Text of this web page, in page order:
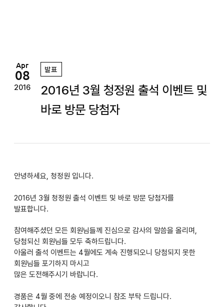
Apr
08
2016
발표
2016년 3월 청정원 출석 이벤트 및
바로 방문 당첨자
안녕하세요, 청정원 입니다.
2016년 3월 청정원 출석 이벤트 및 바로 방문 당첨자를
발표합니다.
참여해주셨던 모든 회원님들께 진심으로 감사의 말씀을 올리며,
당첨되신 회원님들 모두 축하드립니다.
아울러 출석 이벤트는 4월에도 계속 진행되오니 당첨되지 못한
회원님들 포기하지 마시고
많은 도전해주시기 바랍니다.
경품은 4월 중에 전송 예정이오니 참조 부탁 드립니다.